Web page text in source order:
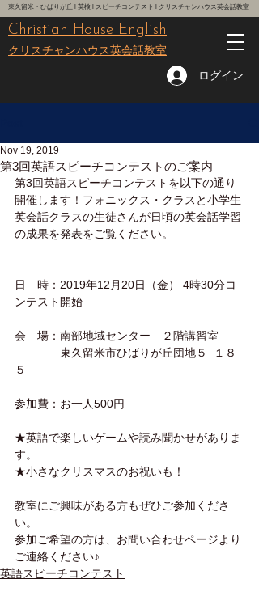
東久留米・ひばりが丘 l 英検 l スピーチコンテスト l クリスチャンハウス英会話教室
レッスン予約はこちら
Christian House English
クリスチャンハウス英会話教室
ログイン
第3回英語スピーチコンテストのご案内
Nov 19, 2019
第3回英語スピーチコンテストを以下の通り
開催します！フォニックス・クラスと小学生
英会話クラスの生徒さんが日頃の英会話学習
の成果を発表をご覧ください。
日　時：2019年12月20日（金） 4時30分コ
ンテスト開始
会　場：南部地域センター　２階講習室
東久留米市ひばりが丘団地５−１８
５
参加費：お一人500円
★英語で楽しいゲームや読み聞かせがありま
す。
★小さなクリスマスのお祝いも！
教室にご興味がある方もぜひご参加くださ
い。
参加ご希望の方は、お問い合わせページより
ご連絡ください♪
英語スピーチコンテスト